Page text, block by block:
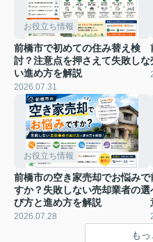
お役立ち情報
前橋市で初めての住み替え検
討？注意点を押さえて失敗しな
い進め方を解説
2026.07.31
お役立ち情報
前橋市の空き家売却でお悩みで
すか？失敗しない売却業者の選
び方と進め方を解説
2026.07.28
も